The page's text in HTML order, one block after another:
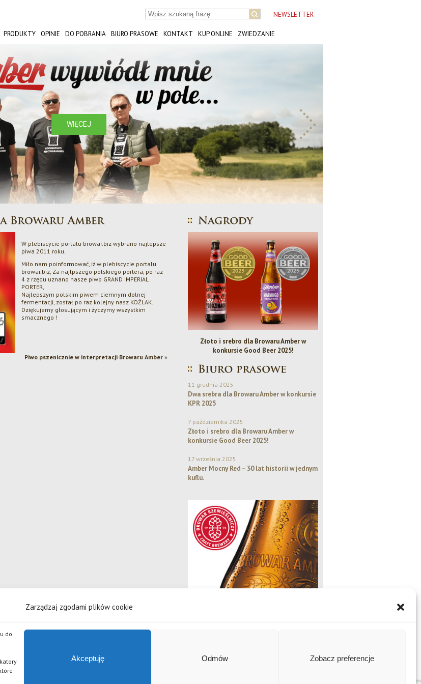
Zarządzaj zgodami plików cookie
do
Akceptuję Odmów Zobacz preferencje
NEWSLETTER
PRODUKTY OPINIE DO POBRANIA BIURO PRASOWE KONTAKT KUP ONLINE ZWIEDZANIE
WIĘCEJ
W plebiscycie portalu browar.biz wybrano najlepsze
piwa 2011 roku.
Miło nam poinformować, iż w plebiscycie portalu
browar.biz, Za najlpszego polskiego portera, po raz
4 z rzędu uznano nasze piwo GRAND IMPERIAL
PORTER,
Najlepszym polskim piwem ciemnym dolnej
fermentacji, został po raz kolejny nasz KOŹLAK.
Dziękujemy głosującym i życzymy wszystkim
smacznego !
Piwo pszenicznie w interpretacji Browaru Amber »
Złoto i srebro dla Browaru Amber w
konkursie Good Beer 2025!
11 grudnia 2025
Dwa srebra dla Browaru Amber w konkursie
KPR 2025
7 października 2025
Złoto i srebro dla Browaru Amber w
konkursie Good Beer 2025!
17 września 2025
Amber Mocny Red – 30 lat historii w jednym
kuflu.
Imperial Porter, Złote Lwy, Pszeniczniak, Johannes, APA, Czarny Bez, Chilli, Amber Naturalny, Amber